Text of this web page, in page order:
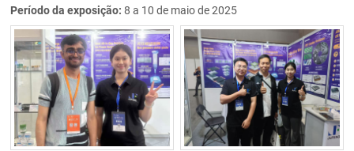
Período da exposição:8 a 10 de maio de 2025